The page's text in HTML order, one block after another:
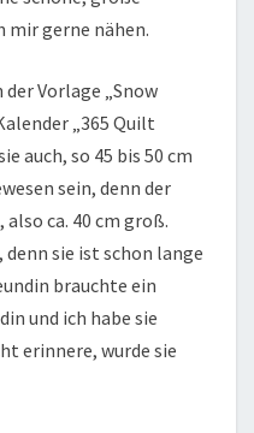
mir gerne nähen.
Vorlage „Snow
„365 Quilt
auch, so 45 bis 50 cm
sein, denn der
ca. 40 cm groß.
sie ist schon lange
brauchte ein
und ich habe sie
erinnere, wurde sie